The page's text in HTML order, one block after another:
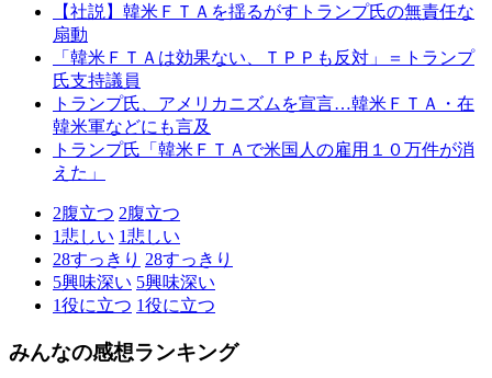
【社説】韓米ＦＴＡを揺るがすトランプ氏の無責任な
扇動
「韓米ＦＴＡは効果ない、ＴＰＰも反対」＝トランプ
氏支持議員
トランプ氏、アメリカニズムを宣言…韓米ＦＴＡ・在
韓米軍などにも言及
トランプ氏「韓米ＦＴＡで米国人の雇用１０万件が消
えた」
2腹立つ 2腹立つ
1悲しい 1悲しい
28すっきり 28すっきり
5興味深い 5興味深い
1役に立つ 1役に立つ
みんなの感想ランキング